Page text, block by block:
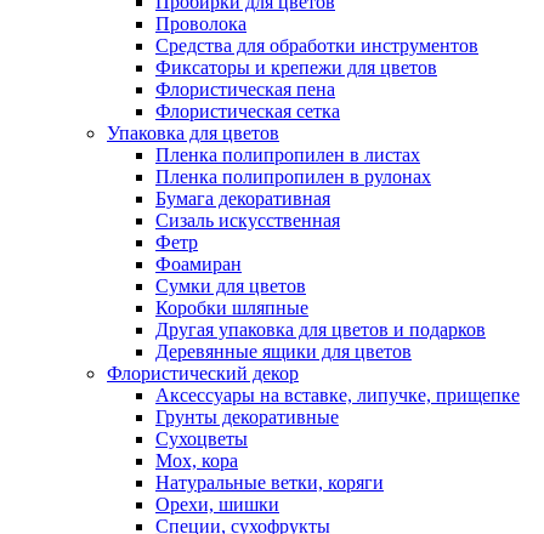
Проволока
Средства для обработки инструментов
Фиксаторы и крепежи для цветов
Флористическая пена
Флористическая сетка
Упаковка для цветов
Пленка полипропилен в листах
Пленка полипропилен в рулонах
Бумага декоративная
Сизаль искусственная
Фетр
Фоамиран
Сумки для цветов
Коробки шляпные
Другая упаковка для цветов и подарков
Деревянные ящики для цветов
Флористический декор
Аксессуары на вставке, липучке, прищепке
Грунты декоративные
Сухоцветы
Мох, кора
Натуральные ветки, коряги
Орехи, шишки
Специи, сухофрукты